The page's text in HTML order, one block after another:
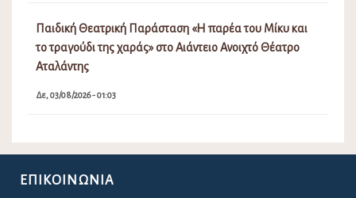
Παιδική Θεατρική Παράσταση «Η παρέα του Μίκυ και
το τραγούδι της χαράς» στο Αιάντειο Ανοιχτό Θέατρο
Αταλάντης
Δε, 03/08/2026 - 01:03
ΕΠΙΚΟΙΝΩΝΊΑ